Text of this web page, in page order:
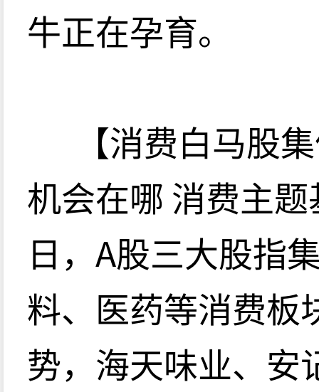
牛正在孕育。
【消费白马股
机会在哪 消费主
日，A股三大股指
料、医药等消费板
势，海天味业、安